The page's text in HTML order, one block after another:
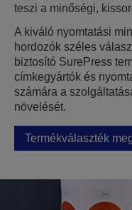
teszi a minőségi,
A kiváló nyomtatási
hordozók széles
biztosító SurePress
címkegyártók és
számára a
növelését.
Termékválaszték